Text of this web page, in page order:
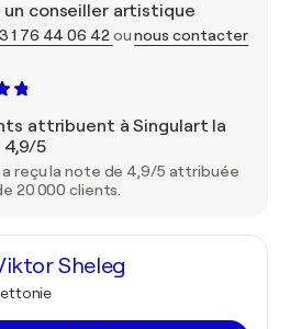
un conseiller artistique
1 76 44 06 42 ounous contacter
attribuent à Singulart la
5
reçu la note de 4,9/5 attribuée
20 000 clients.
Sheleg